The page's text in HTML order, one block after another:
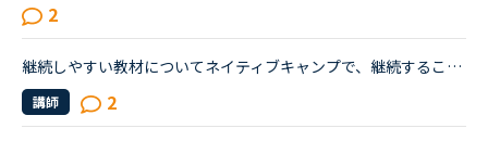
2
継続しやすい教材についてネイティブキャンプで、継続することが苦手な僕に継続できるコツと、継続しやすい教材を教えてください！英語力はまあまあ、中学生です。よろしくお願いします。(ko**)
講師 2